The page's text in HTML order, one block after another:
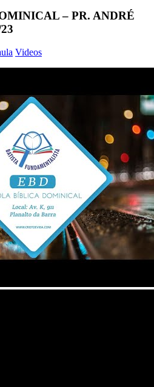
– PR. ANDRÉ
Videos